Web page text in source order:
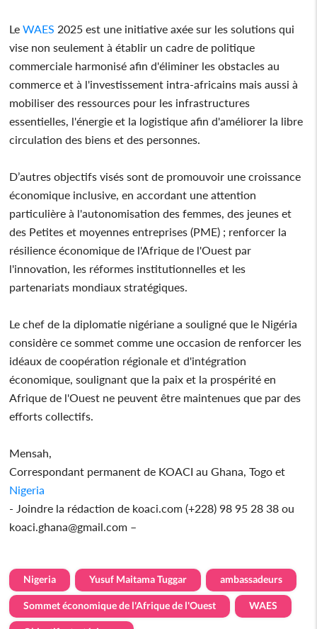
Le WAES 2025 est une initiative axée sur les solutions qui
vise non seulement à établir un cadre de politique
commerciale harmonisé afin d'éliminer les obstacles au
commerce et à l'investissement intra-africains mais aussi à
mobiliser des ressources pour les infrastructures
essentielles, l'énergie et la logistique afin d'améliorer la libre
circulation des biens et des personnes.
D’autres objectifs visés sont de promouvoir une croissance
économique inclusive, en accordant une attention
particulière à l'autonomisation des femmes, des jeunes et
des Petites et moyennes entreprises (PME) ; renforcer la
résilience économique de l'Afrique de l'Ouest par
l'innovation, les réformes institutionnelles et les
partenariats mondiaux stratégiques.
Le chef de la diplomatie nigériane a souligné que le Nigéria
considère ce sommet comme une occasion de renforcer les
idéaux de coopération régionale et d'intégration
économique, soulignant que la paix et la prospérité en
Afrique de l'Ouest ne peuvent être maintenues que par des
efforts collectifs.
Mensah,
Correspondant permanent de KOACI au Ghana, Togo et
Nigeria
- Joindre la rédaction de koaci.com (+228) 98 95 28 38 ou
koaci.ghana@gmail.com –
Nigeria Yusuf Maitama Tuggar ambassadeurs
Sommet économique de l'Afrique de l'Ouest WAES